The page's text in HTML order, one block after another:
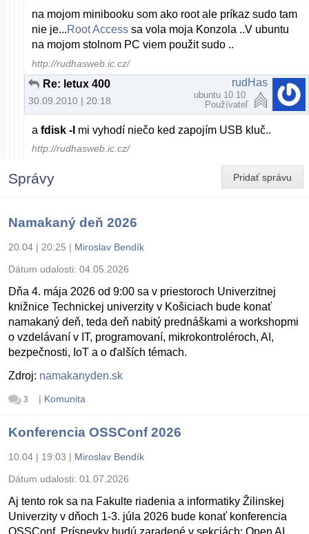
na mojom minibooku som ako root ale príkaz sudo tam
nie je...Root Access sa vola moja Konzola ..V ubuntu
na mojom stolnom PC viem použit sudo ..
http://rudhasweb.ic.cz/
Re: letux 400
30.09.2010 | 20:18
rudHas
ubuntu 10.10
Používateľ
afdisk -l mi vyhodí niečo ked zapojím USB kluč..
http://rudhasweb.ic.cz/
Pridať správu
Správy
Namakaný deň 2026
20.04 | 20:25 | Miroslav Bendík
Dátum udalosti: 04.05.2026
Dňa 4. mája 2026 od 9:00 sa v priestoroch Univerzitnej
knižnice Technickej univerzity v Košiciach bude konať
namakaný deň, teda deň nabitý prednáškami a workshopmi
o vzdelávaní v IT, programovaní, mikrokontroléroch, AI,
bezpečnosti, IoT a o ďalších témach.
Zdroj: namakanyden.sk
3 | Komunita
Konferencia OSSConf 2026
10.04 | 19:03 | Miroslav Bendík
Dátum udalosti: 01.07.2026
Aj tento rok sa na Fakulte riadenia a informatiky Žilinskej
Univerzity v dňoch 1-3. júla 2026 bude konať konferencia